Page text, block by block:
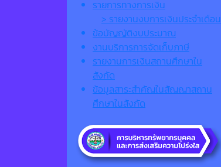
รายการทางการเงิน
> รายงานงบการเงินประจำเดือน
ข้อบัญญัติงบประมาณ
งานบริการการจัดเก็บภาษี
รายงานการเงินสถานศึกษาใน
สังกัด
ข้อมูลสาระสำคัญในสัญญาสถาน
ศึกษาในสังกัด